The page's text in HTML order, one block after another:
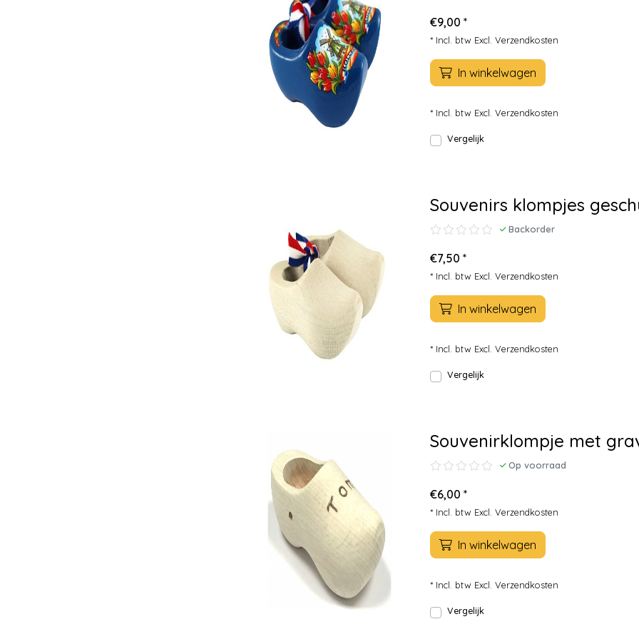
€9,00 *
* Incl. btw Excl. Verzendkosten
In winkelwagen
* Incl. btw Excl. Verzendkosten
Vergelijk
Souvenirs klompjes
Backorder
€7,50 *
* Incl. btw Excl. Verzendkosten
In winkelwagen
* Incl. btw Excl. Verzendkosten
Vergelijk
Souvenirklompje met
Op voorraad
€6,00 *
* Incl. btw Excl. Verzendkosten
In winkelwagen
* Incl. btw Excl. Verzendkosten
Vergelijk